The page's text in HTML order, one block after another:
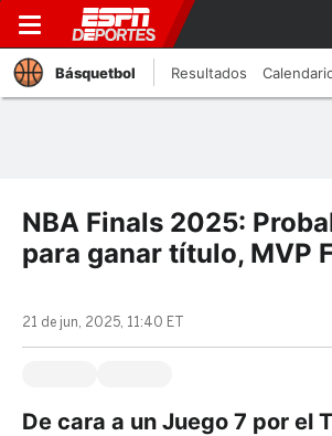
Básquetbol Resultados
NBA Finals 2025:
para ganar título, MVP
21 de jun, 2025, 11:40 ET
De cara a un Juego 7 por el